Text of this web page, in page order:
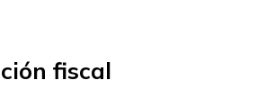
fiscal